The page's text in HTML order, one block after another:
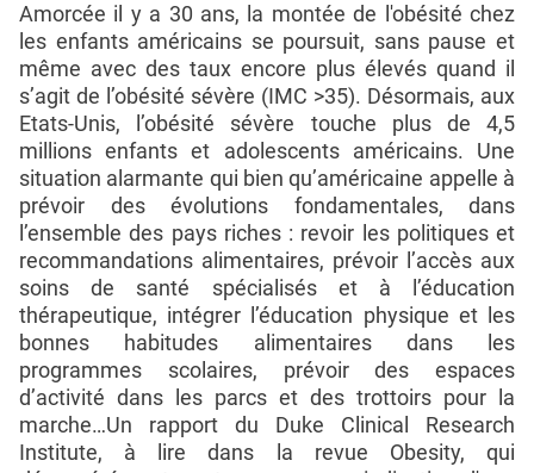
Amorcée il y a 30 ans, la montée de l'obésité chez
les enfants américains se poursuit, sans pause et
même avec des taux encore plus élevés quand il
s’agit de l’obésité sévère (IMC >35). Désormais, aux
Etats-Unis, l’obésité sévère touche plus de 4,5
millions enfants et adolescents américains. Une
situation alarmante qui bien qu’américaine appelle à
prévoir des évolutions fondamentales, dans
l’ensemble des pays riches : revoir les politiques et
recommandations alimentaires, prévoir l’accès aux
soins de santé spécialisés et à l’éducation
thérapeutique, intégrer l’éducation physique et les
bonnes habitudes alimentaires dans les
programmes scolaires, prévoir des espaces
d’activité dans les parcs et des trottoirs pour la
marche…Un rapport du Duke Clinical Research
Institute, à lire dans la revue Obesity, qui